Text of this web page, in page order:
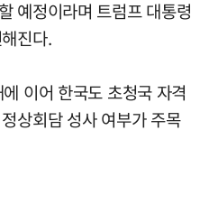
예정이라며 트럼프 대통령
진다.
이어 한국도 초청국 자격
상회담 성사 여부가 주목